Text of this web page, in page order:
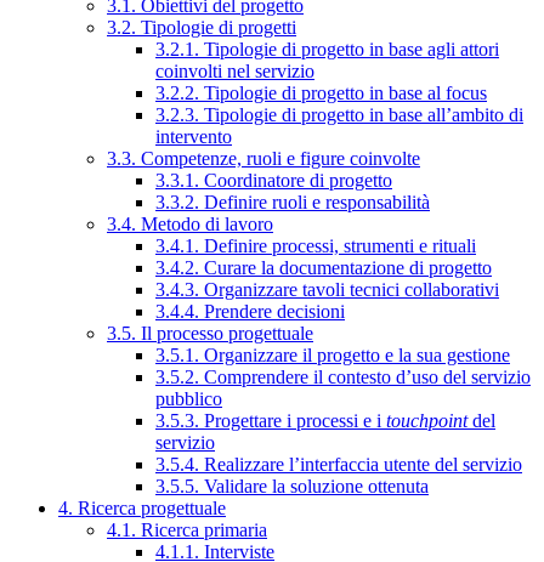
3.1. Obiettivi del progetto
3.2. Tipologie di progetti
3.2.1. Tipologie di progetto in base agli attori
coinvolti nel servizio
3.2.2. Tipologie di progetto in base al focus
3.2.3. Tipologie di progetto in base all’ambito di
intervento
3.3. Competenze, ruoli e figure coinvolte
3.3.1. Coordinatore di progetto
3.3.2. Definire ruoli e responsabilità
3.4. Metodo di lavoro
3.4.1. Definire processi, strumenti e rituali
3.4.2. Curare la documentazione di progetto
3.4.3. Organizzare tavoli tecnici collaborativi
3.4.4. Prendere decisioni
3.5. Il processo progettuale
3.5.1. Organizzare il progetto e la sua gestione
3.5.2. Comprendere il contesto d’uso del servizio
pubblico
3.5.3. Progettare i processi e i touchpointdel
servizio
3.5.4. Realizzare l’interfaccia utente del servizio
3.5.5. Validare la soluzione ottenuta
4. Ricerca progettuale
4.1. Ricerca primaria
4.1.1. Interviste